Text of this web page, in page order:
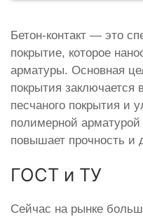
Бетон-контакт — это
покрытие, которое
арматуры. Основная
покрытия заключается
песчаного покрытия и
полимерной
повышает прочность и
ГОСТ и ТУ
Сейчас на рынке